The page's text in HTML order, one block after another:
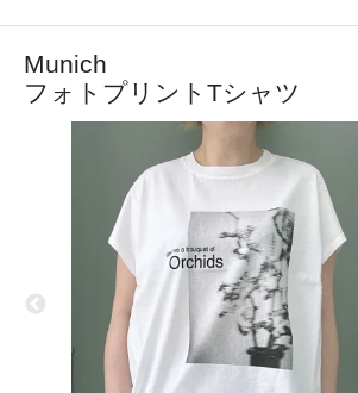
Munich
フォトプリントTシャツ